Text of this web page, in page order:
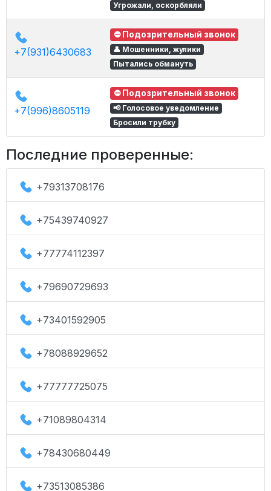
Угрожали, оскорбляли
+7(931)6430683
⛔ Подозрительный звонок
👤 Мошенники, жулики
Пытались обмануть
+7(996)8605119
⛔ Подозрительный звонок
📢 Голосовое уведомление
Бросили трубку
Последние проверенные:
+79313708176
+75439740927
+77774112397
+79690729693
+73401592905
+78088929652
+77777725075
+71089804314
+78430680449
+73513085386